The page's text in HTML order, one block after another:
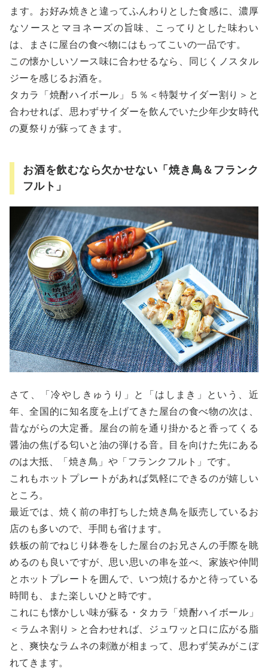
ます。お好み焼きと違ってふんわりとした食感に、濃厚
なソースとマヨネーズの旨味、こってりとした味わい
は、まさに屋台の食べ物にはもってこいの一品です。
この懐かしいソース味に合わせるなら、同じくノスタル
ジーを感じるお酒を。
タカラ「焼酎ハイボール」５％＜特製サイダー割り＞と
合わせれば、思わずサイダーを飲んでいた少年少女時代
の夏祭りが蘇ってきます。
お酒を飲むなら欠かせない「焼き鳥＆フランク
フルト」
さて、「冷やしきゅうり」と「はしまき」という、近
年、全国的に知名度を上げてきた屋台の食べ物の次は、
昔ながらの大定番。屋台の前を通り掛かると香ってくる
醤油の焦げる匂いと油の弾ける音。目を向けた先にある
のは大抵、「焼き鳥」や「フランクフルト」です。
これもホットプレートがあれば気軽にできるのが嬉しい
ところ。
最近では、焼く前の串打ちした焼き鳥を販売しているお
店のも多いので、手間も省けます。
鉄板の前でねじり鉢巻をした屋台のお兄さんの手際を眺
めるのも良いですが、思い思いの串を並べ、家族や仲間
とホットプレートを囲んで、いつ焼けるかと待っている
時間も、また楽しいひと時です。
これにも懐かしい味が蘇る・タカラ「焼酎ハイボール」
＜ラムネ割り＞と合わせれば、ジュワッと口に広がる脂
と、爽快なラムネの刺激が相まって、思わず笑みがこぼ
れてきます。